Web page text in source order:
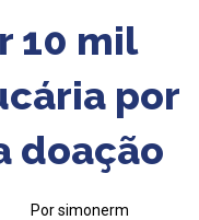
10 mil
por
doação
Por simonerm